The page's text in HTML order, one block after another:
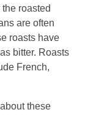
roasted
are often
roasts have
bitter. Roasts
French,
these